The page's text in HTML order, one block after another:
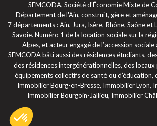
SEMCODA, Société d'Économie Mixte de
Département de l'Ain, construit, gère et
7 départements : Ain, Jura, Isère, Rhône, Saône et
Savoie. Numéro 1 de la location sociale sur la
Alpes, et acteur engagé de l’accession
SEMCODA bâti aussi des résidences étudiants,
des résidences intergénérationnelles, des
équipements collectifs de santé ou d’éducation,
Immobilier Bourg-en-Bresse, Immobilier Lyon,
Immobilier Bourgoin-Jallieu, Immobilier